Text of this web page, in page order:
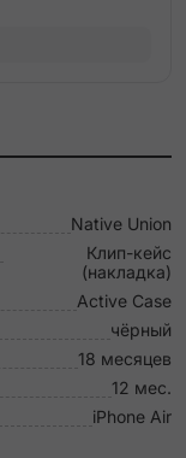
Native Union
Клип-кейс
(накладка)
Active Case
чёрный
18 месяцев
12 мес.
iPhone Air